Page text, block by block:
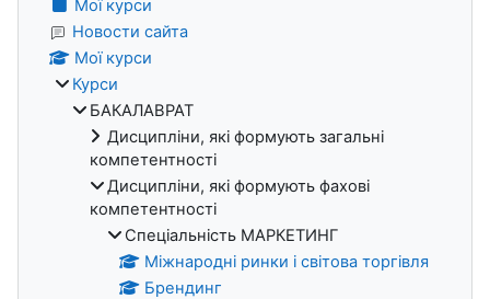
Мої курси
Новости сайта
Мої курси
Курси
БАКАЛАВРАТ
Дисципліни, які формують загальні
компетентності
Дисципліни, які формують фахові
компетентності
Спеціальність МАРКЕТИНГ
Міжнародні ринки і світова торгівля
Брендинг